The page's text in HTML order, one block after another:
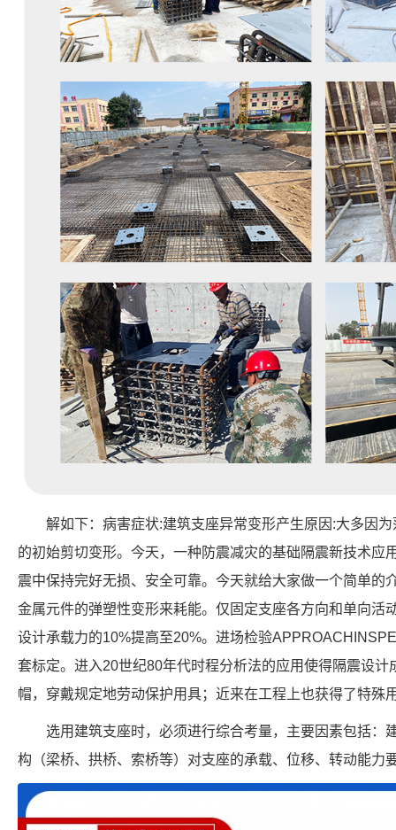
解如下：病害症状:建筑支座异常变形产生原因:大多因
的初始剪切变形。今天，一种防震减灾的基础隔震新技术应
震中保持完好无损、安全可靠。今天就给大家做一个简单的
金属元件的弹塑性变形来耗能。仅固定支座各方向和单向活
设计承载力的10%提高至20%。进场检验
套标定。进入20世纪80年代时程分析法的应用使得隔震设
帽，穿戴规定地劳动保护用具；近来在工程上也获得了特殊
选用建筑支座时，必须进行综合考量，主要因素包括：
构（梁桥、拱桥、索桥等）对支座的承载、位移、转动能力